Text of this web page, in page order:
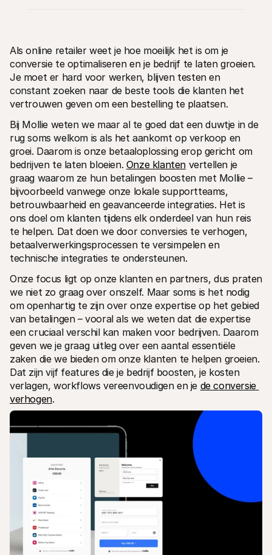
Technische documentatie
Portaal voor developers
Ontdek documentatie en updates voor developers
Integreer Mollie met kant-en-klare pakketten
Discord community
Word lid van onze developer community Blij
Prijzen
Bekijk onze tarieven
Over ons
Maak kennis met ons verhaal en
onze waarden
Nieuws
Het laatste nieuws over Mollie
Vacatures
Kom werken bij Mollie. Ontdek de
vacatures!
Voor consumenten
Waarom zie je Mollie op je bankafschrift?
Voor Mollie-klanten
Neem contact op met Customer Support
Contact met sales
Ontdek hoe we jouw bedrijf kunnen helpen
Als online retailer weet je hoe moeilijk het is om je
conversie te optimaliseren en je bedrijf te laten groeien.
Je moet er hard voor werken, blijven testen en
constant zoeken naar de beste tools die klanten het
vertrouwen geven om een bestelling te plaatsen.
Bij Mollie weten we maar al te goed dat een duwtje in de
rug soms welkom is als het aankomt op verkoop en
groei. Daarom is onze betaaloplossing erop gericht om
bedrijven te laten bloeien. Onze klanten vertellen je
graag waarom ze hun betalingen boosten met Mollie –
bijvoorbeeld vanwege onze lokale supportteams,
betrouwbaarheid en geavanceerde integraties. Het is
ons doel om klanten tijdens elk onderdeel van hun reis
te helpen. Dat doen we door conversies te verhogen,
betaalverwerkingsprocessen te versimpelen en
technische integraties te ondersteunen.
Onze focus ligt op onze klanten en partners, dus praten
we niet zo graag over onszelf. Maar soms is het nodig
om openhartig te zijn over onze expertise op het gebied
van betalingen – vooral als we weten dat die expertise
een cruciaal verschil kan maken voor bedrijven. Daarom
geven we je graag uitleg over een aantal essentiële
zaken die we bieden om onze klanten te helpen groeien.
Dat zijn vijf features die je bedrijf boosten, je kosten
verlagen, workflows vereenvoudigen en je de conversie
verhogen.